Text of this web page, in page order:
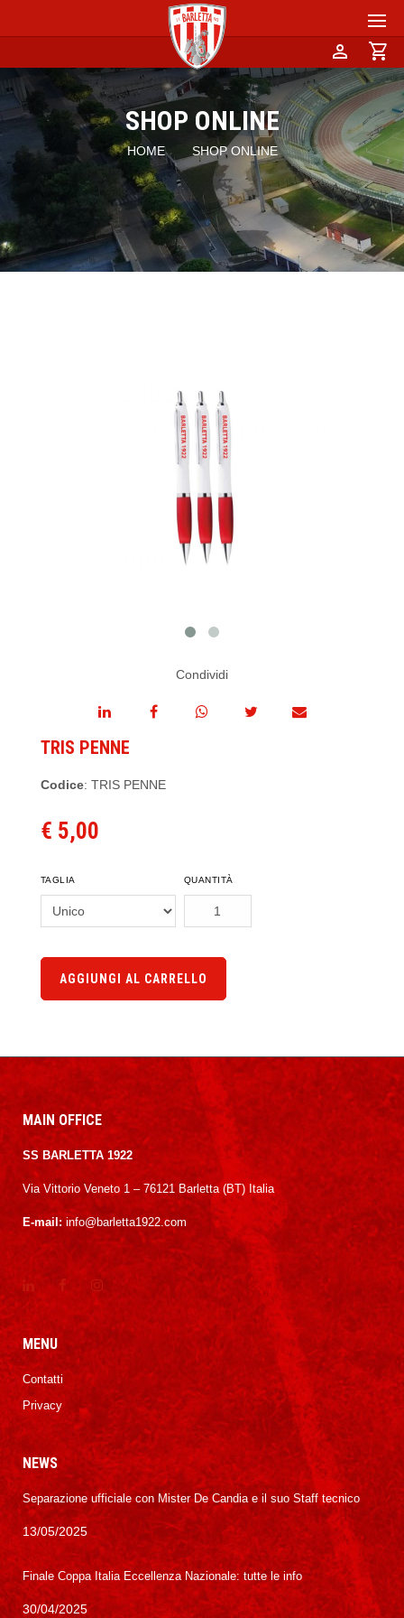
person shopping_cart
SHOP ONLINE
HOME SHOP ONLINE
Condividi
TRIS PENNE
Codice: TRIS PENNE
€ 5,00
TAGLIA QUANTITÀ
AGGIUNGI AL CARRELLO
MAIN OFFICE
SS BARLETTA 1922
Via Vittorio Veneto 1 – 76121 Barletta (BT) Italia
E-mail: info@barletta1922.com
MENU
Contatti
Privacy
NEWS
Separazione ufficiale con Mister De Candia e il suo Staff tecnico
13/05/2025
Finale Coppa Italia Eccellenza Nazionale: tutte le info
30/04/2025